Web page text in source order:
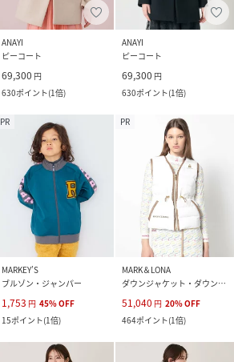
ANAYI
ピーコート
69,300 円
630ポイント(1倍)
ANAYI
ピーコート
69,300 円
630ポイント(1倍)
PR
MARKEY’S
ブルゾン・ジャンパー
1,753 円 45%OFF
15ポイント(1倍)
PR
MARK＆LONA
ダウンジャケット・ダウンベスト
51,040 円 20%OFF
464ポイント(1倍)